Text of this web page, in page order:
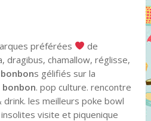
préférées
de
dragibus, chamallow, réglisse,
bonbons gélifiés sur la
bonbon. pop culture. rencontre
drink. les meilleurs poke bowl
visite et piquenique